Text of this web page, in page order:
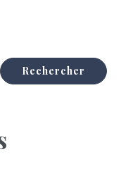
Rechercher